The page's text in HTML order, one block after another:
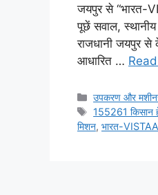
जयपुर से “भारत-
पूछें सवाल,
राजधानी जयपुर
आधारित …
उपकरण और
155261 किसान
मिशन, भारत-